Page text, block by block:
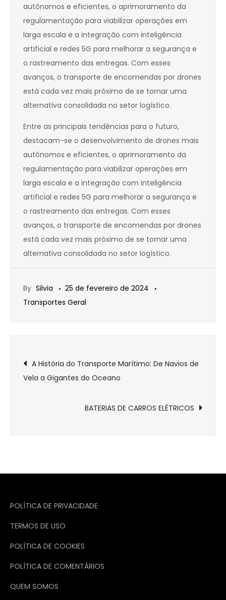
autônomos e eficientes, o aprimoramento da
regulamentação para viabilizar operações em
larga escala e a integração com inteligência
artificial e redes 5G para melhorar a segurança e
o rastreamento das entregas. Com esses
avanços, o transporte de encomendas por drones
está cada vez mais próximo de se tornar uma
alternativa consolidada no setor logístico.
Entre as principais tendências para o futuro,
destacam-se o desenvolvimento de drones mais
autônomos e eficientes, o aprimoramento da
regulamentação para viabilizar operações em
larga escala e a integração com inteligência
artificial e redes 5G para melhorar a segurança e
o rastreamento das entregas. Com esses
avanços, o transporte de encomendas por drones
está cada vez mais próximo de se tornar uma
alternativa consolidada no setor logístico.
By Silvia
25 de fevereiro de 2024
Transportes Geral
Navegação
de
A História do Transporte Marítimo: De Navios de
Vela a Gigantes do Oceano
BATERIAS DE CARROS ELÉTRICOS
POLÍTICA DE PRIVACIDADE
TERMOS DE USO
POLÍTICA DE COOKIES
POLÍTICA DE COMENTÁRIOS
QUEM SOMOS